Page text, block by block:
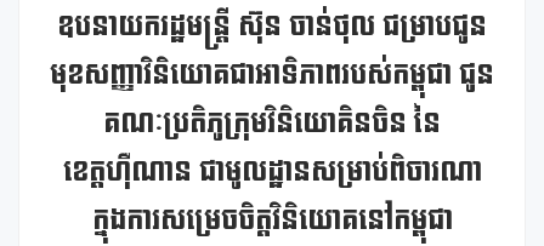
ឧបនាយករដ្ឋមន្ត្រី ស៊ុន ចាន់ថុល ជម្រាបជូន
មុខសញ្ញាវិនិយោគជាអាទិភាពរបស់កម្ពុជា ជូន
គណៈប្រតិភូក្រុមវិនិយោគិនចិន នៃ
ខេត្តហ៊ឺណាន ជាមូលដ្ឋានសម្រាប់ពិចារណា
ក្នុងការសម្រេចចិត្តវិនិយោគនៅកម្ពុជា